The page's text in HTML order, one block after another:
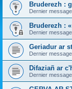
Bruderezh :
Dernier
Bruderezh :
Dernier
Geriadur ar
Dernier
Difaziañ ar
Dernier